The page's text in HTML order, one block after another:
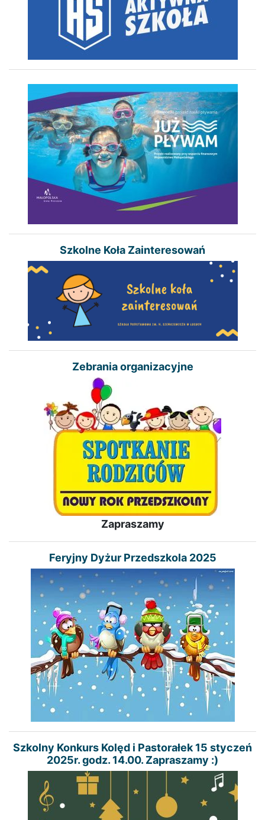
Szkolne Koła Zainteresowań
Zebrania organizacyjne
Zapraszamy
Feryjny Dyżur Przedszkola 2025
Szkolny Konkurs Kolęd i Pastorałek 15 styczeń
2025r. godz. 14.00. Zapraszamy :)